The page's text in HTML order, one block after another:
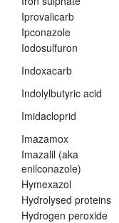
Iprovalicarb
Ipconazole
Iodosulfuron
Indoxacarb
Indolylbutyric acid
Imidacloprid
Imazamox
Imazalil (aka
enilconazole)
Hymexazol
Hydrolysed proteins
Hydrogen peroxide